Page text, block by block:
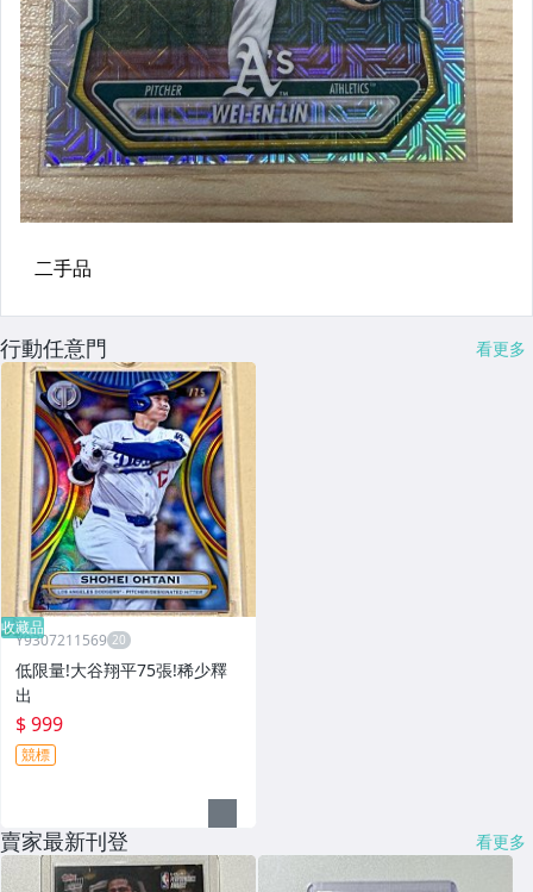
行動任意門 看更多
收藏品
Y9307211569
低限量!大谷翔平75張!稀少釋
出
$ 999
競標
賣家最新刊登 看更多